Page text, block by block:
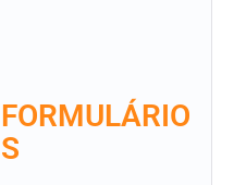
FORMULÁRIO
S